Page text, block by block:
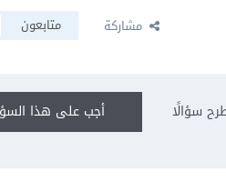
مشاركة متابعون
أجب على هذا سؤالًا